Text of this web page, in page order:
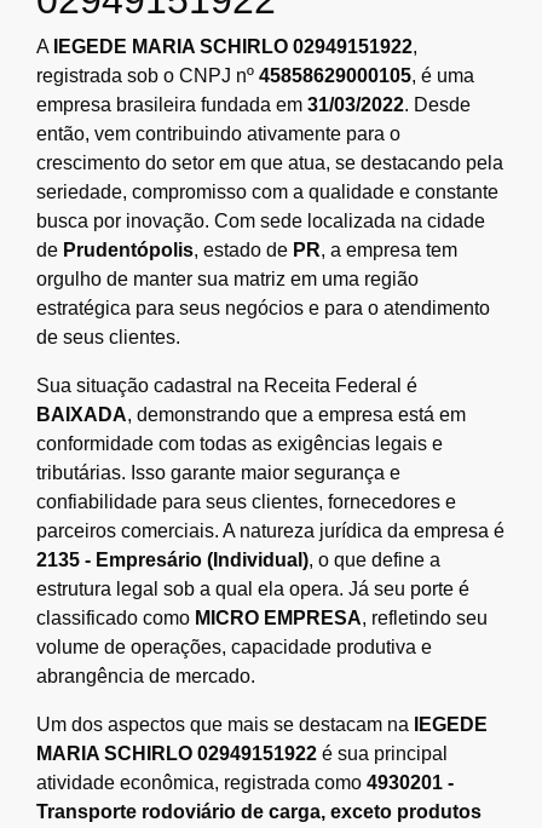
A IEGEDE MARIA SCHIRLO 02949151922,
registrada sob o CNPJ nº 45858629000105, é uma
empresa brasileira fundada em 31/03/2022. Desde
então, vem contribuindo ativamente para o
crescimento do setor em que atua, se destacando pela
seriedade, compromisso com a qualidade e constante
busca por inovação. Com sede localizada na cidade
de Prudentópolis, estado de PR, a empresa tem
orgulho de manter sua matriz em uma região
estratégica para seus negócios e para o atendimento
de seus clientes.
Sua situação cadastral na Receita Federal é
BAIXADA, demonstrando que a empresa está em
conformidade com todas as exigências legais e
tributárias. Isso garante maior segurança e
confiabilidade para seus clientes, fornecedores e
parceiros comerciais. A natureza jurídica da empresa é
2135 - Empresário (Individual), o que define a
estrutura legal sob a qual ela opera. Já seu porte é
classificado como MICRO EMPRESA, refletindo seu
volume de operações, capacidade produtiva e
abrangência de mercado.
Um dos aspectos que mais se destacam na
IEGEDE
MARIA SCHIRLO 02949151922 é sua principal
atividade econômica, registrada como 4930201 -
Transporte rodoviário de carga, exceto produtos